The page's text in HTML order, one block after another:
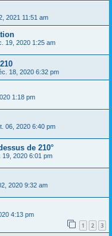
2021 11:51 am
19, 2020 1:25 am
18, 2020 6:32 pm
1:18 pm
06, 2020 6:40 pm
de 210°
19, 2020 6:01 pm
2020 9:32 am
4:13 pm
1 2 3